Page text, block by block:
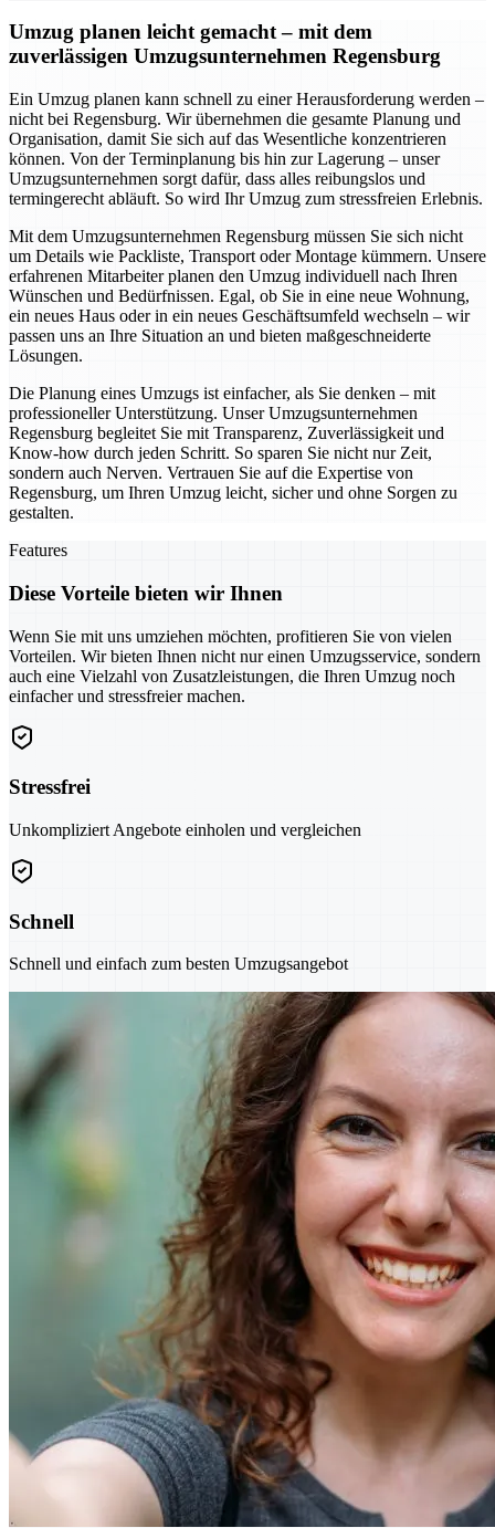
Umzug planen leicht gemacht – mit dem
zuverlässigen Umzugsunternehmen Regensburg
Ein Umzug planen kann schnell zu einer Herausforderung werden –
nicht bei Regensburg. Wir übernehmen die gesamte Planung und
Organisation, damit Sie sich auf das Wesentliche konzentrieren
können. Von der Terminplanung bis hin zur Lagerung – unser
Umzugsunternehmen sorgt dafür, dass alles reibungslos und
termingerecht abläuft. So wird Ihr Umzug zum stressfreien Erlebnis.
Mit dem Umzugsunternehmen Regensburg müssen Sie sich nicht
um Details wie Packliste, Transport oder Montage kümmern. Unsere
erfahrenen Mitarbeiter planen den Umzug individuell nach Ihren
Wünschen und Bedürfnissen. Egal, ob Sie in eine neue Wohnung,
ein neues Haus oder in ein neues Geschäftsumfeld wechseln – wir
passen uns an Ihre Situation an und bieten maßgeschneiderte
Lösungen.
Die Planung eines Umzugs ist einfacher, als Sie denken – mit
professioneller Unterstützung. Unser Umzugsunternehmen
Regensburg begleitet Sie mit Transparenz, Zuverlässigkeit und
Know-how durch jeden Schritt. So sparen Sie nicht nur Zeit,
sondern auch Nerven. Vertrauen Sie auf die Expertise von
Regensburg, um Ihren Umzug leicht, sicher und ohne Sorgen zu
gestalten.
Features
Diese Vorteile bieten wir Ihnen
Wenn Sie mit uns umziehen möchten, profitieren Sie von vielen
Vorteilen. Wir bieten Ihnen nicht nur einen Umzugsservice, sondern
auch eine Vielzahl von Zusatzleistungen, die Ihren Umzug noch
einfacher und stressfreier machen.
Stressfrei
Unkompliziert Angebote einholen und vergleichen
Schnell
Schnell und einfach zum besten Umzugsangebot